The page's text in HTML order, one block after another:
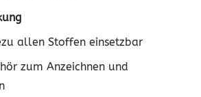
allen Stoffen einsetzbar
zum Anzeichnen und